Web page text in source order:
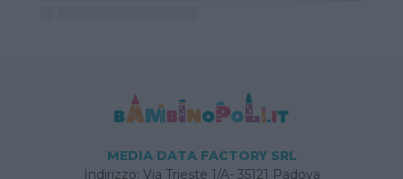
MEDIA DATA FACTORY SRL
Indirizzo: Via Trieste 1/A- 35121 Padova